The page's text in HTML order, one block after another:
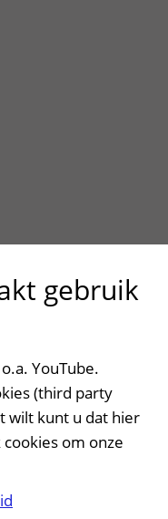
gebruik
YouTube.
(third party
wilt kunt u dat hier
om onze